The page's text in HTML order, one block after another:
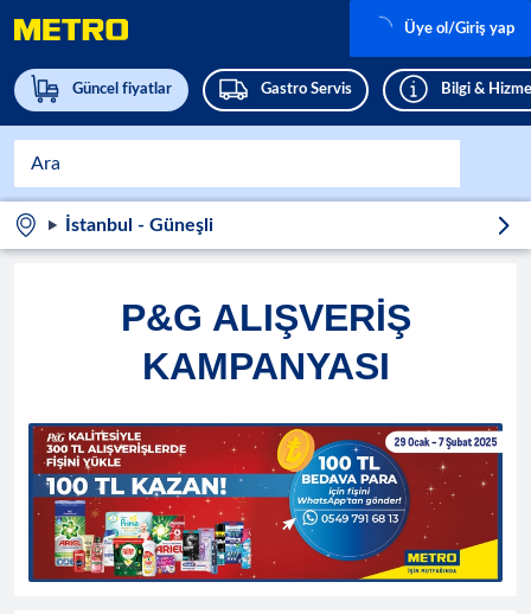
Güncel fiyatlar Gastro Servis Bilgi &
Üye ol/Giriş yap
İstanbul - Güneşli
P&G ALIŞVERİŞ
KAMPANYASI